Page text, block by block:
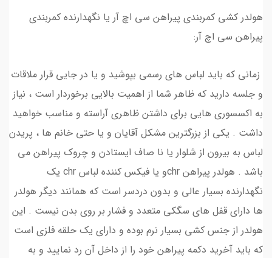
هولدر کشی کمربندی پیراهن سی اچ آر یا نگهدارنده کمربندی
پیراهن سی اچ آر:
زمانی که باید لباس های رسمی بپوشید و یا در جایی قرار ملاقات
و جلسه دارید که ظاهر شما از اهمیت بالایی برخوردار است ، نیاز
به اکسسوری هایی برای داشتن ظاهری آراسته و مناسب خواهید
داشت . یکی از بزرگترین مشکل آقایان و یا حتی خانم ها ، پریدن
لباس به بیرون از شلوار یا نا صاف ایستادن و چروک پیراهن می
باشد . هولدر پیراهن chrو یا فیکس کننده لباس chr یک
نگهدارنده بسیار عالی و بدون دردسر است که همانند دیگر هولدر
ها دارای قفل های سگکی متعدد و فشار بر روی بدن نیست . این
هولدر از جنس کشی بسیار نرم بوده و دارای یک حلقه فلزی است
که باید آخريد دکمه پیراهن خود را از داخل آن رد نمایید و به